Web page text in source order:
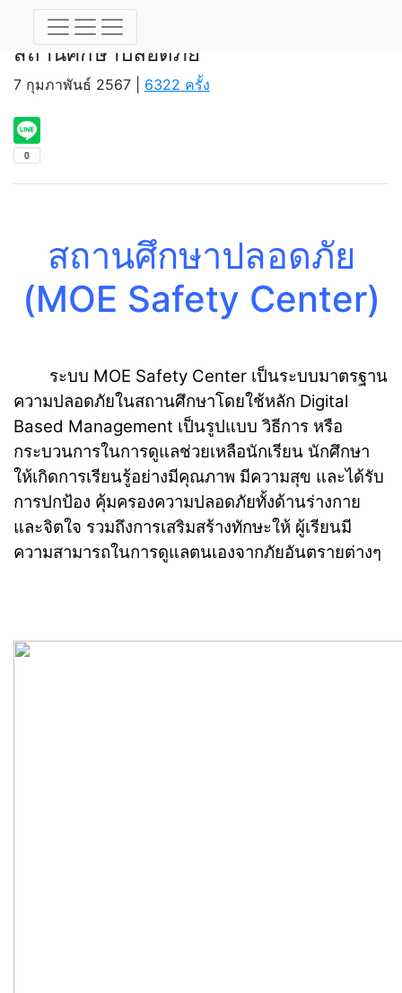
สถานศึกษาปลอดภัย
สถานศึกษาปลอดภัย
7 กุมภาพันธ์ 2567 | 6322 ครั้ง
สถานศึกษาปลอดภัย
(MOE Safety Center)
ระบบ MOE Safety Center เป็นระบบมาตรฐาน
ความปลอดภัยในสถานศึกษาโดยใช้หลัก Digital
Based Management เป็นรูปแบบ วิธีการ หรือ
กระบวนการในการดูแลช่วยเหลือนักเรียน นักศึกษา
ให้เกิดการเรียนรู้อย่างมีคุณภาพ มีความสุข และได้รับ
การปกป้อง คุ้มครองความปลอดภัยทั้งด้านร่างกาย
และจิตใจ รวมถึงการเสริมสร้างทักษะให้ ผู้เรียนมี
ความสามารถในการดูแลตนเองจากภัยอันตรายต่างๆ